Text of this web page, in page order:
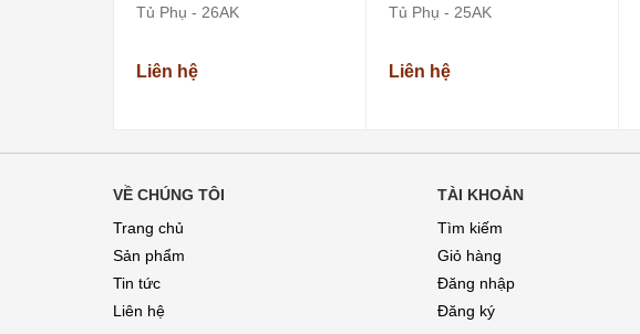
Tủ Phụ - 26AK
Liên hệ
Tủ Phụ - 25AK
Liên hệ
VỀ CHÚNG TÔI
Trang chủ
Sản phẩm
Tin tức
Liên hệ
TÀI KHOẢN
Tìm kiếm
Giỏ hàng
Đăng nhập
Đăng ký